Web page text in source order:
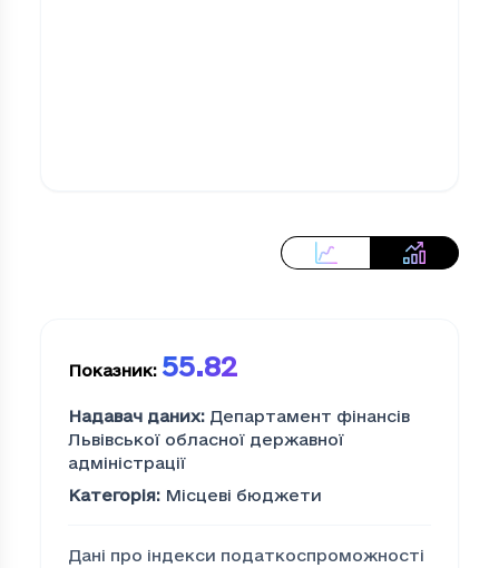
Показник: 55.82
Надавач даних: Департамент фінансів
Львівської обласної державної
адміністрації
Категорія: Місцеві бюджети
Дані про індекси податкоспроможності